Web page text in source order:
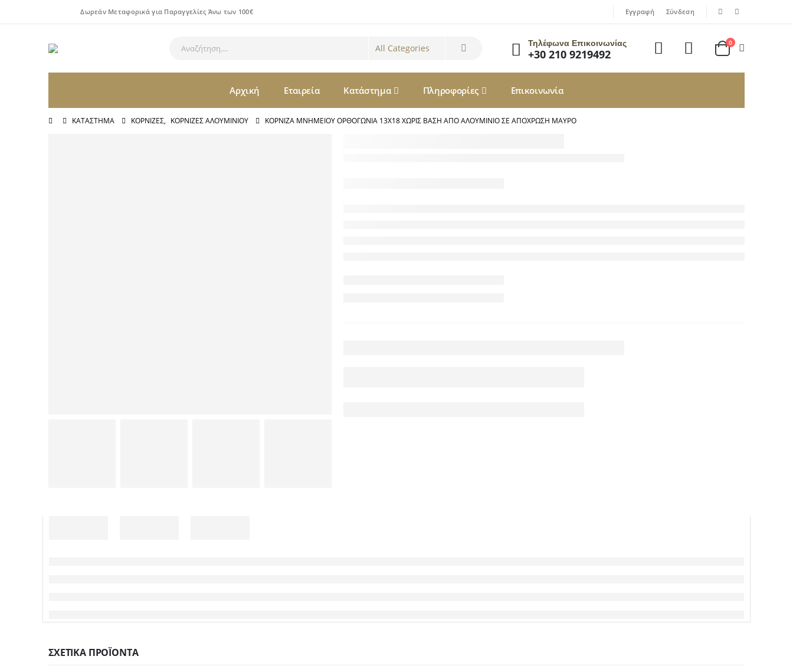
Δωρεάν Μεταφορικά για Παραγγελίες Άνω των 100€ Εγγραφή Σύνδεση
Τηλέφωνα Επικοινωνίας
+30 210 9219492
0
Αρχική Εταιρεία Κατάστημα Πληροφορίες Επικοινωνία
ΚΑΤΆΣΤΗΜΑ ΚΟΡΝΊΖΕΣ, ΚΟΡΝΊΖΕΣ ΑΛΟΥΜΙΝΊΟΥ ΚΟΡΝΊΖΑ ΜΝΗΜΕΊΟΥ ΟΡΘΟΓΏΝΙΑ 13Χ18 ΧΩΡΊΣ ΒΆΣΗ ΑΠΌ ΑΛΟΥΜΊΝΙΟ ΣΕ ΑΠΌΧΡΩΣΗ ΜΑΎΡΟ
ΣΧΕΤΙΚΆ ΠΡΟΪΌΝΤΑ